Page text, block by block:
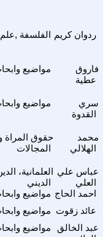
الفلسفة ردوان كريم
مواضيع
فاروق
عطية
مواضيع
سري
القدوة
حقوق المراة
المجالات
محمد
الهلالي
العلمانية،
الديني
عباس علي
العلي
مواضيع احمد الحاج
مواضيع عائد زقوت
مواضيع
عبد الخالق